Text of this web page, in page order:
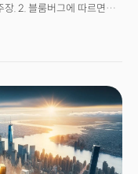
. 2. 블룸버그에 따르면
하락에 베팅한 소위
로 이익을 얻을 것으로
평가.✔ 자산시장동향:
금리인하와 성장에 대한
상승 마감. (다우 +0.87%,
리인하에 대한 시장의
3.849%에서 3.842%로